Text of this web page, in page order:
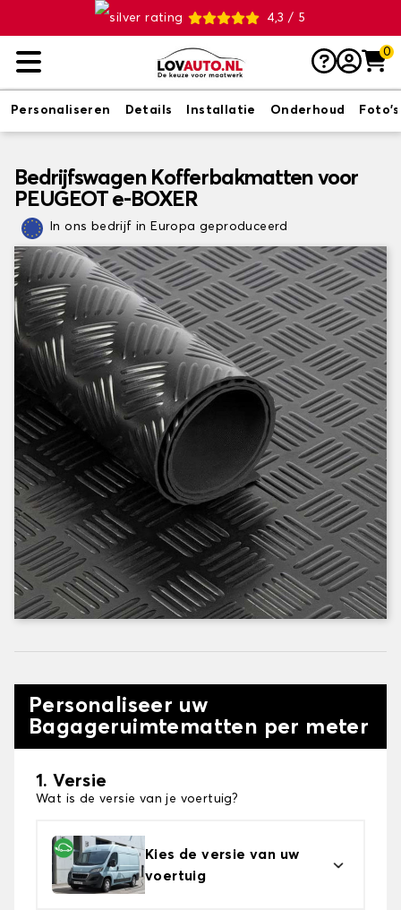
4,3 / 5
0
Personaliseren Details Installatie Onderhoud Foto's
Bedrijfswagen Kofferbakmatten voor
PEUGEOT e-BOXER
In ons bedrijf in Europa geproduceerd
Personaliseer uw
Bagageruimtematten per meter
1. Versie
Wat is de versie van je voertuig?
Kies de versie van uw
voertuig